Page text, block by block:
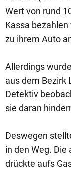
Wert von rund
Kassa
zu ihrem Auto
Allerdings
aus dem Bezirk
Detektiv
sie daran
Deswegen
in den Weg.
drückte aufs